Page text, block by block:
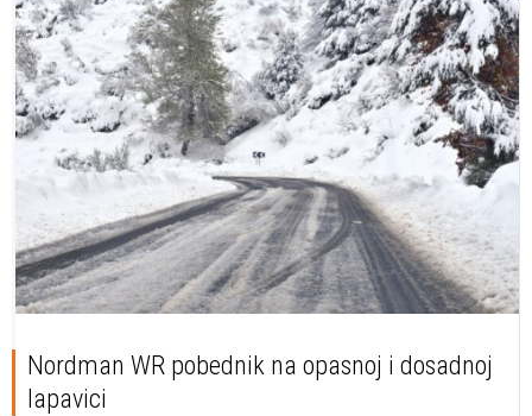
Nordman WR pobednik na opasnoj i dosadnoj
lapavici